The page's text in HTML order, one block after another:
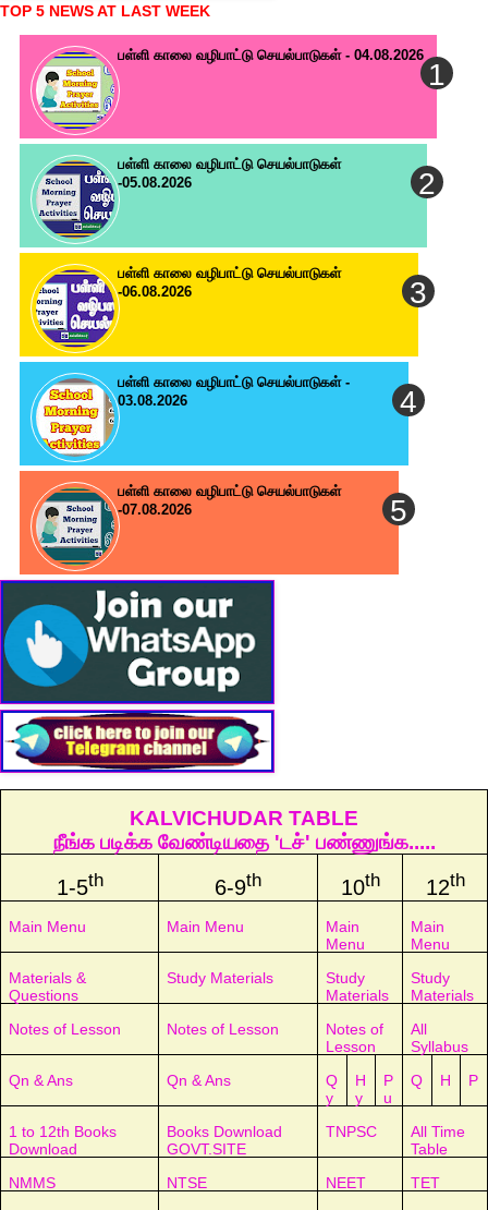
TOP 5 NEWS AT LAST WEEK
பள்ளி காலை வழிபாட்டு செயல்பாடுகள் - 04.08.2026
பள்ளி காலை வழிபாட்டு செயல்பாடுகள்
-05.08.2026
பள்ளி காலை வழிபாட்டு செயல்பாடுகள்
-06.08.2026
பள்ளி காலை வழிபாட்டு செயல்பாடுகள் -
03.08.2026
பள்ளி காலை வழிபாட்டு செயல்பாடுகள்
-07.08.2026
KALVICHUDAR TABLE
நீங்க படிக்க வேண்டியதை 'டச்' பண்ணுங்க.....
1-5th 6-9th 10th 12th
Main Menu Main Menu
Main
Menu
Main
Menu
Materials &
Questions
Study Materials
Study
Materials
Study
Materials
Notes of Lesson
Notes of Lesson
Notes of
Lesson
All
Syllabus
Qn & Ans
Qn & Ans
Q
y
H
y
P
u
Q H P
1 to 12th Books
Download
Books Download
GOVT.SITE
TNPSC
All Time
Table
NMMS
NTSE NEET
TET